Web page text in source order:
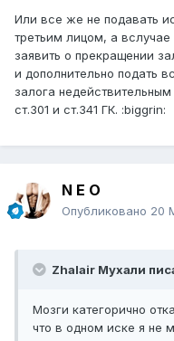
Или все же не подавать
третьим лицом, а
заявить о прекращении
и дополнительно подать
залога недействительным
ст.301 и ст.341 ГК. :biggrin:
N E O
Опубликовано 20
Zhalair Мухали
Мозги категорично
что в одном иске я не